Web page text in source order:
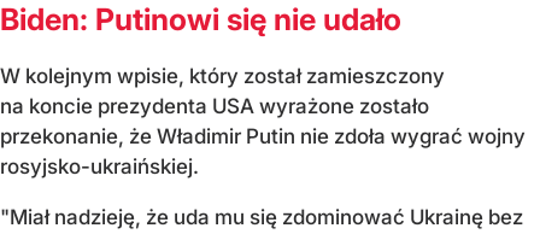
Biden: Putinowi się nie udało
W kolejnym wpisie, który został zamieszczony
na koncie prezydenta USA wyrażone zostało
przekonanie, że Władimir Putin nie zdoła wygrać wojny
rosyjsko-ukraińskiej.
"Miał nadzieję, że uda mu się zdominować Ukrainę bez